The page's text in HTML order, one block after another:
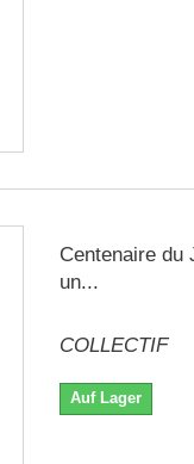
Centenaire du
un...
COLLECTIF
Auf Lager